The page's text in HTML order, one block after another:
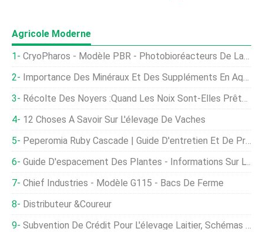
Agricole Moderne
CryoPharos - Modèle PBR - Photobioréacteurs De Laboratoire À L'échelle Industrielle
Importance Des Minéraux Et Des Suppléments En Aquaculture
Récolte Des Noyers :quand Les Noix Sont-Elles Prêtes À Être Cueillies
12 Choses À Savoir Sur L'élevage De Vaches
Peperomia Ruby Cascade | Guide D'entretien Et De Propagation
Guide D'espacement Des Plantes - Informations Sur L'espacement Approprié Du Potager
Chief Industries - Modèle G115 - Bacs De Ferme
Distributeur &Coureur
Subvention De Crédit Pour L'élevage Laitier, Schémas Au Tamil Nadu